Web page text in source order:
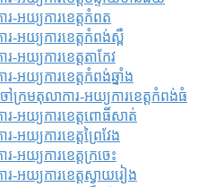
-អយ្យការខេត្តកំពត
-អយ្យការខេត្តកំពង់ស្ពឺ
-អយ្យការខេត្តតាកែវ
-អយ្យការខេត្តកំពង់ឆ្នាំង
ក្រមតុលាការ-អយ្យការខេត្តកំពង់ធំ
-អយ្យការខេត្តពោធិ៍សាត់
-អយ្យការខេត្តព្រៃវែង
-អយ្យការខេត្តក្រចេះ
-អយ្យការខេត្តស្វាយរៀង